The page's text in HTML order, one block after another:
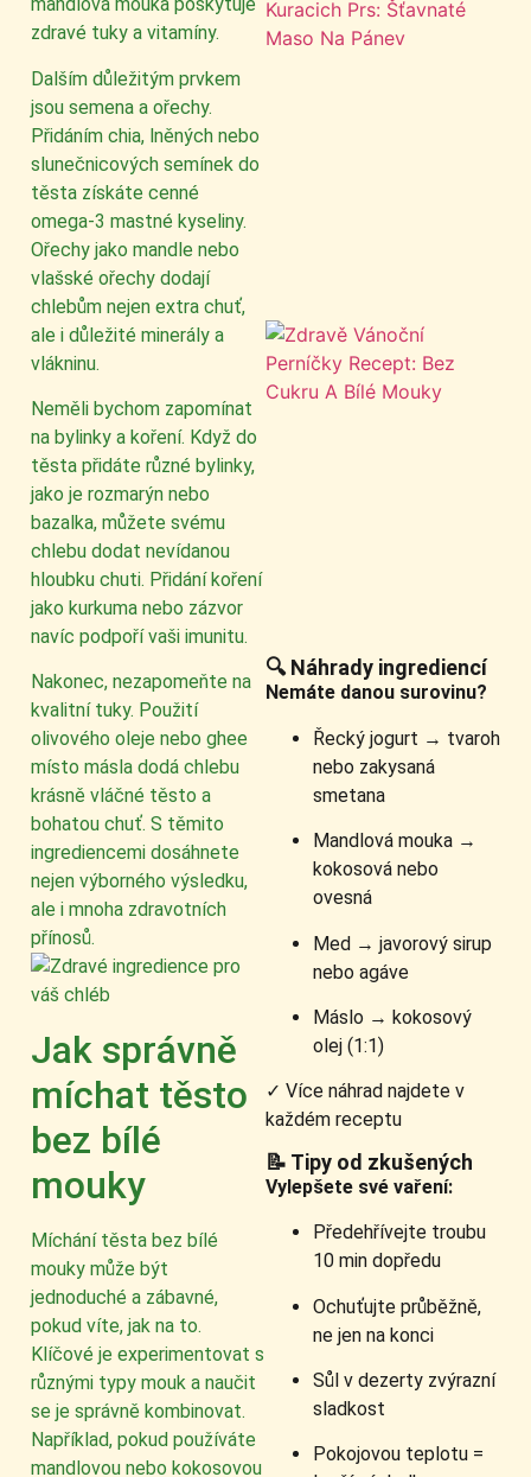
zdravé tuky a vitamíny.
Dalším důležitým prvkem
jsou semena a ořechy.
Přidáním chia, lněných nebo
slunečnicových semínek do
těsta získáte cenné
omega-3 mastné kyseliny.
Ořechy jako mandle nebo
vlašské ořechy dodají
chlebům nejen extra chuť,
ale i důležité minerály a
vlákninu.
Neměli bychom zapomínat
na bylinky a koření. Když do
těsta přidáte různé bylinky,
jako je rozmarýn nebo
bazalka, můžete svému
chlebu dodat nevídanou
hloubku chuti. Přidání koření
jako kurkuma nebo zázvor
navíc podpoří vaši imunitu.
Nakonec, nezapomeňte na
kvalitní tuky. Použití
olivového oleje nebo ghee
místo másla dodá chlebu
krásně vláčné těsto a
bohatou chuť. S těmito
ingrediencemi dosáhnete
nejen výborného výsledku,
ale i mnoha zdravotních
přínosů.
Jak správně
míchat těsto
bez bílé
mouky
Míchání těsta bez bílé
mouky může být
jednoduché a zábavné,
pokud víte, jak na to.
Klíčové je experimentovat s
různými typy mouk a naučit
se je správně kombinovat.
Například, pokud používáte
mandlovou nebo kokosovou
🔍 Náhrady ingrediencí
Nemáte danou surovinu?
Řecký jogurt → tvaroh
nebo zakysaná
smetana
Mandlová mouka →
kokosová nebo
ovesná
Med → javorový sirup
nebo agáve
Máslo → kokosový
olej (1:1)
✓ Více náhrad najdete v
každém receptu
📝 Tipy od zkušených
Vylepšete své vaření:
Předehřívejte troubu
10 min dopředu
Ochuťujte průběžně,
ne jen na konci
Sůl v dezerty zvýrazní
sladkost
Pokojovou teplotu =